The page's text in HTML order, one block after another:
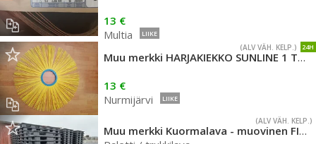
13 €
Multia
LIIKE
24H
(ALV VÄH. KELP.)
Muu merkki HARJAKIEKKO SUNLINE 1 TAPPI 7900MM
13 €
Nurmijärvi
LIIKE
(ALV VÄH. KELP.)
Muu merkki Kuormalava - muovinen FIN-koko